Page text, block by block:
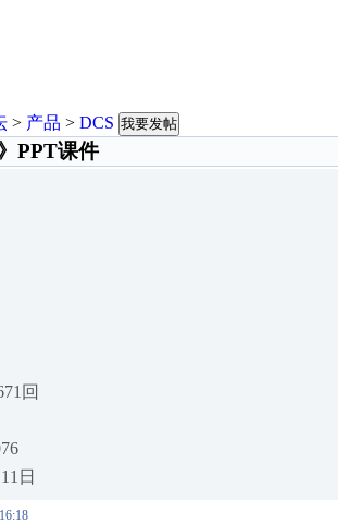
> 产品 > DCS 我要发帖
PPT课件
回
日